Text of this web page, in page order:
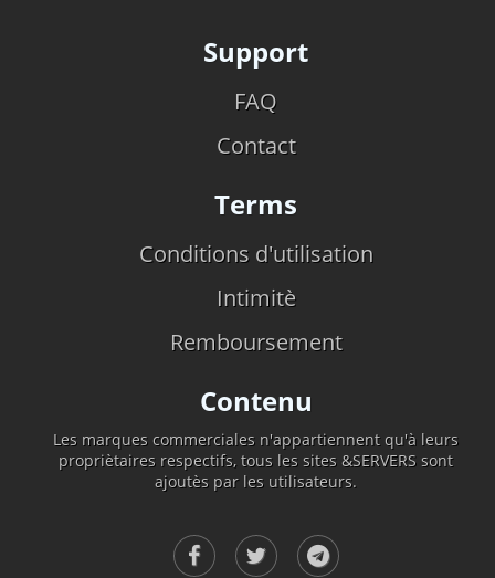
Support
FAQ
Contact
Terms
Conditions d'utilisation
Intimitè
Remboursement
Contenu
Les marques commerciales n'appartiennent qu'à leurs
propriètaires respectifs, tous les sites &SERVERS sont
ajoutès par les utilisateurs.